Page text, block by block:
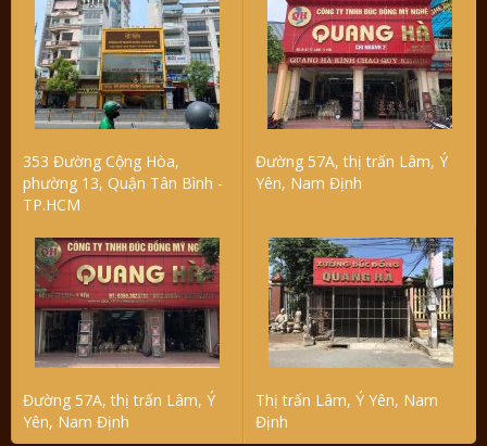
353 Đường Cộng Hòa,
phường 13, Quận Tân Bình -
TP.HCM
Đường 57A, thị trấn Lâm, Ý
Yên, Nam Định
Đường 57A, thị trấn Lâm, Ý
Yên, Nam Định
Thị trấn Lâm, Ý Yên, Nam
Định